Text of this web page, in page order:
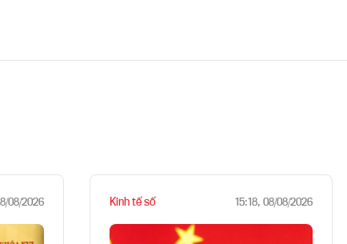
08/2026 Kinh tế số 15:18, 08/08/2026